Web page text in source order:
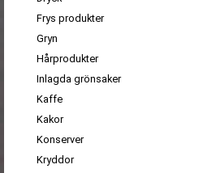
Frys produkter
Gryn
Hårprodukter
Inlagda grönsaker
Kaffe
Kakor
Konserver
Kryddor